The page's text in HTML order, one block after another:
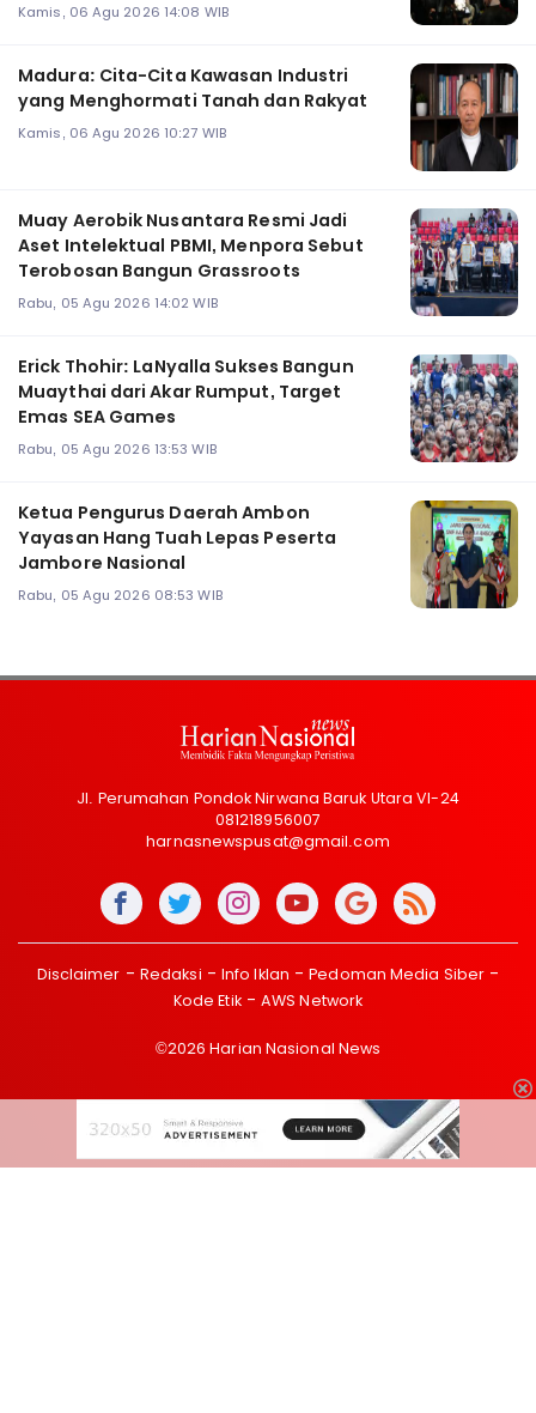
Kamis, 06 Agu 2026 14:08 WIB
Madura: Cita-Cita Kawasan Industri
yang Menghormati Tanah dan Rakyat
Kamis, 06 Agu 2026 10:27 WIB
Muay Aerobik Nusantara Resmi Jadi
Aset Intelektual PBMI, Menpora Sebut
Terobosan Bangun Grassroots
Rabu, 05 Agu 2026 14:02 WIB
Erick Thohir: LaNyalla Sukses Bangun
Muaythai dari Akar Rumput, Target
Emas SEA Games
Rabu, 05 Agu 2026 13:53 WIB
Ketua Pengurus Daerah Ambon
Yayasan Hang Tuah Lepas Peserta
Jambore Nasional
Rabu, 05 Agu 2026 08:53 WIB
Jl. Perumahan Pondok Nirwana Baruk Utara VI-24
081218956007
harnasnewspusat@gmail.com
Disclaimer Redaksi Info Iklan
Pedoman Media Siber
Kode Etik
AWS Network
©2026 Harian Nasional News